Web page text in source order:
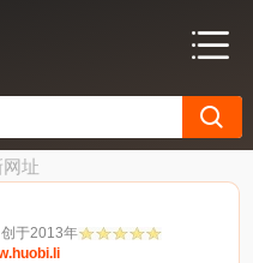
址
于2013年